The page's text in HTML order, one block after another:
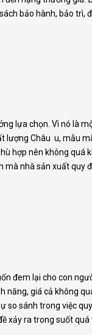
bảo hành, bảo trì,
lựa chọn. Vì nó là
lượng Châu u, mẫu
hợp nên không quá
nhà sản xuất quy
đem lại cho con
năng, giá cả không
so sánh trong việc
xảy ra trong suốt